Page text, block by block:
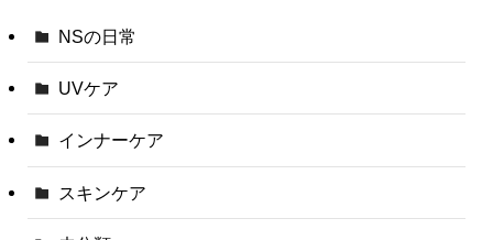
NSの日常
UVケア
インナーケア
スキンケア